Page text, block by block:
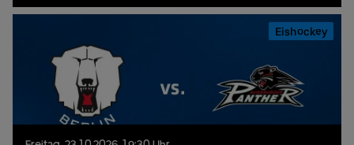
Eishockey